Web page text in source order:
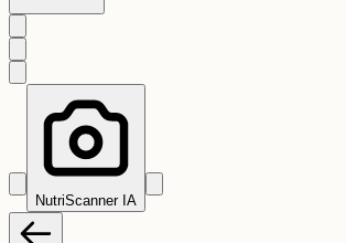
NutriScanner IA